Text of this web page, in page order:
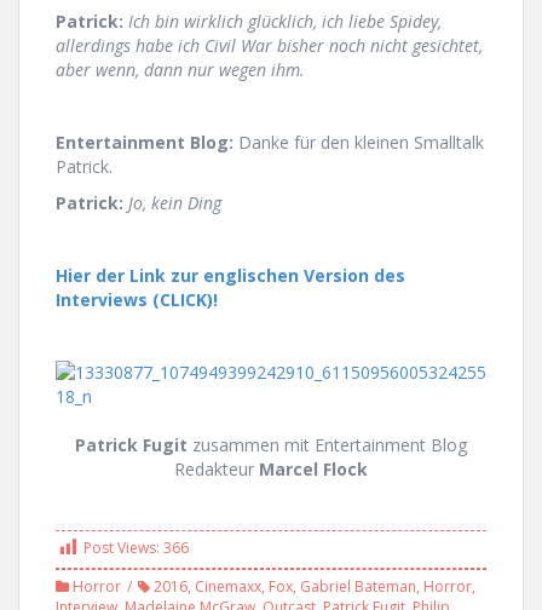
Patrick: Ich bin wirklich glücklich, ich liebe Spidey,
allerdings habe ich Civil War bisher noch nicht gesichtet,
aber wenn, dann nur wegen ihm.
Entertainment Blog: Danke für den kleinen Smalltalk
Patrick.
Patrick: Jo, kein Ding
Hier der Link zur englischen Version des
Interviews (CLICK)!
Patrick Fugit zusammen mit Entertainment Blog
Redakteur Marcel Flock
Post Views: 366
Horror
2016, Cinemaxx, Fox, Gabriel Bateman, Horror,